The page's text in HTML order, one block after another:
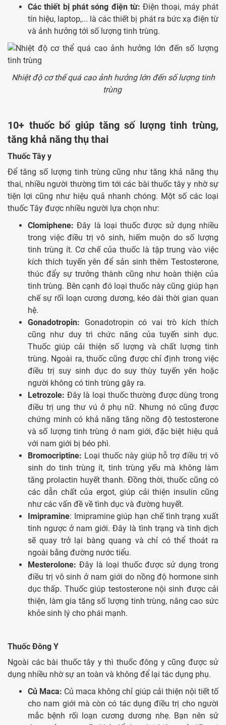
Các thiết bị phát sóng điện từ:Điện thoại, máy phát
tín hiệu, laptop,... là các thiết bị phát ra bức xạ điện từ
và ảnh hưởng tới số lượng tinh trùng.
Nhiệt độ cơ thể quá cao ảnh hưởng lớn đến số lượng tinh
trùng
10+ thuốc bổ giúp tăng số lượng tinh trùng,
tăng khả năng thụ thai
Thuốc Tây y
Để tăng số lượng tinh trùng cũng như tăng khả năng thụ
thai, nhiều người thường tìm tới các bài thuốc tây y nhờ sự
tiện lợi cũng như hiệu quả nhanh chóng. Một số các loại
thuốc Tây được nhiều người lựa chọn như:
Clomiphene: Đây là loại thuốc được sử dụng nhiều
trong việc điều trị vô sinh, hiếm muộn do số lượng
tinh trùng ít. Cơ chế của thuốc là tập trung vào việc
kích thích tuyến yên để sản sinh thêm Testosterone,
thúc đẩy sự trưởng thành cũng như hoàn thiện của
tinh trùng. Bên cạnh đó loại thuốc này cũng giúp hạn
chế sự rối loạn cương dương, kéo dài thời gian quan
hệ.
Gonadotropin: Gonadotropin có vai trò kích thích
cũng như duy trì chức năng của tuyến sinh dục.
Thuốc giúp cải thiện số lượng và chất lượng tinh
trùng. Ngoài ra, thuốc cũng được chỉ định trong việc
điều trị suy sinh dục do suy thùy tuyến yên hoặc
người không có tinh trùng gây ra.
Letrozole: Đây là loại thuốc thường được dùng trong
điều trị ung thư vú ở phụ nữ. Nhưng nó cũng được
chứng minh có khả năng tăng nồng độ testosterone
và số lượng tinh trùng ở nam giới, đặc biệt hiệu quả
với nam giới bị béo phì.
Bromocriptine: Loại thuốc này giúp hỗ trợ điều trị vô
sinh do tinh trùng ít, tinh trùng yếu mà không làm
tăng prolactin huyết thanh. Đồng thời, thuốc cũng có
các dẫn chất của ergot, giúp cải thiện insulin cũng
như các vấn đề về tình dục và đường huyết.
Imipramine: Imipramine giúp hạn chế tình trạng xuất
tinh ngược ở nam giới. Đây là tình trạng và tinh dịch
sẽ quay trở lại bàng quang và chỉ có thể thoát ra
ngoài bằng đường nước tiểu.
Mesterolone: Đây là loại thuốc được sử dụng trong
điều trị vô sinh ở nam giới do nồng độ hormone sinh
dục thấp. Thuốc giúp testosterone nội sinh được cải
thiện, làm gia tăng số lượng tinh trùng, nâng cao sức
khỏe sinh lý cho phái mạnh.
Thuốc Đông Y
Ngoài các bài thuốc tây y thì thuốc đông y cũng được sử
dụng nhiều nhờ sự an toàn và không để lại tác dụng phụ.
Củ Maca: Củ maca không chỉ giúp cải thiện nội tiết tố
cho nam giới mà còn có tác dụng điều trị cho người
mắc bệnh rối loạn cương dương nhẹ. Bạn nên sử